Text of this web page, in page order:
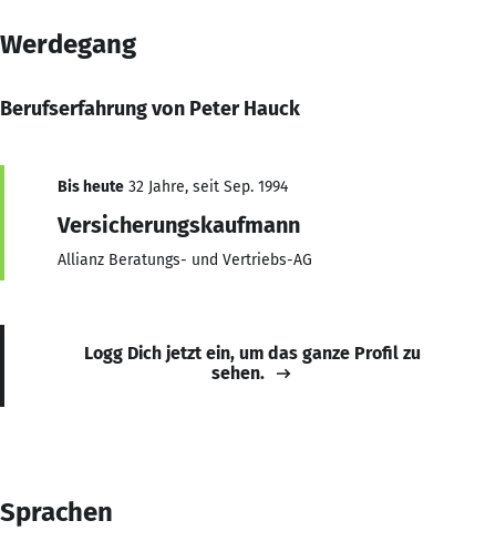
Werdegang
Berufserfahrung von Peter Hauck
Bis heute 32 Jahre, seit Sep. 1994
Versicherungskaufmann
Allianz Beratungs- und Vertriebs-AG
Logg Dich jetzt ein, um das ganze Profil zu
sehen.
Sprachen